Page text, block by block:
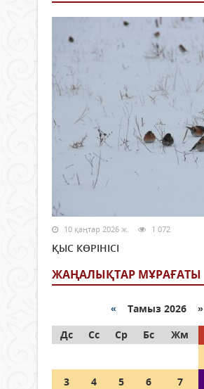
10 қаңтар 2026 ж. 1 072
ҚЫС КӨРІНІСІ
ЖАҢАЛЫҚТАР МҰРАҒАТЫ
« Тамыз 2026 »
Дс
Сс Ср Бс Жм
3
4 5 6 7